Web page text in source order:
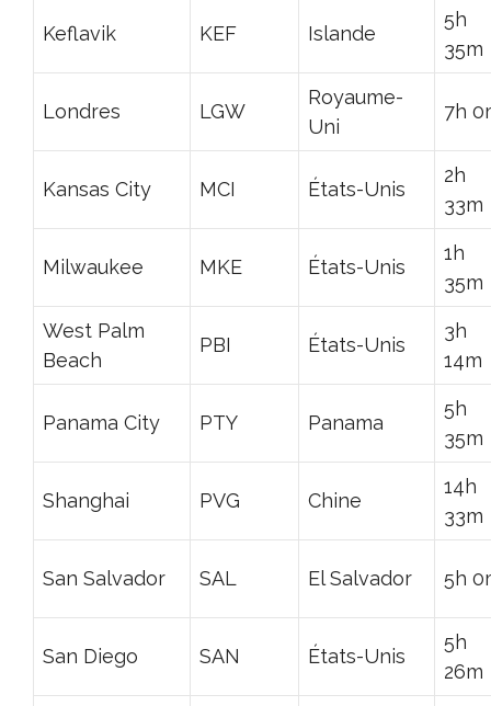
Keflavik KEF Islande
5h
35m
Londres LGW
Royaume-
Uni
7h
Kansas City MCI États-Unis
2h
33m
Milwaukee MKE États-Unis
1h
35m
West Palm
Beach
PBI États-Unis
3h
14m
Panama City PTY Panama
5h
35m
Shanghai PVG Chine
14h
33m
San Salvador SAL El Salvador 5h
San Diego SAN États-Unis
5h
26m